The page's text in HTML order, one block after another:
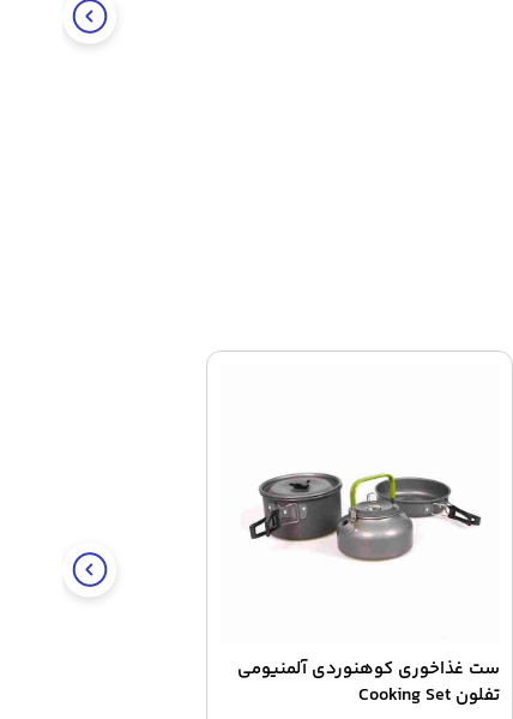
ست غذاخوری کوهنوردی آلمنیومی
تفلون Cooking Set